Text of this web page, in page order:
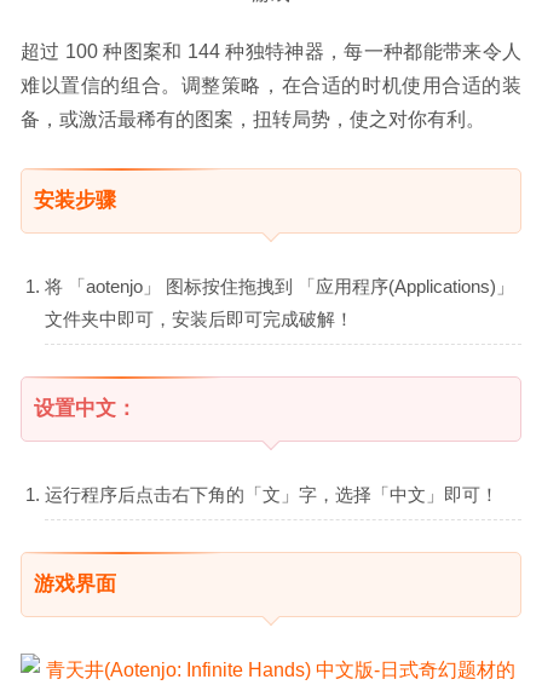
超过 100 种图案和 144 种独特神器，每一种都能带来令人
难以置信的组合。调整策略，在合适的时机使用合适的装
备，或激活最稀有的图案，扭转局势，使之对你有利。
安装步骤
将 「aotenjo」 图标按住拖拽到 「应用程序(Applications)」
文件夹中即可，安装后即可完成破解！
设置中文：
运行程序后点击右下角的「文」字，选择「中文」即可！
游戏界面